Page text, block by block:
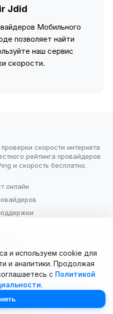
Jdid
Мобильного
позволяет найти
наш сервис
скорости.
скорости интернета
рейтинга провайдеров
и скорость бесплатно.
онлайн
Долматова В.В.). Все права
и используем cookie для
и аналитики. Продолжая
с Политикой
.